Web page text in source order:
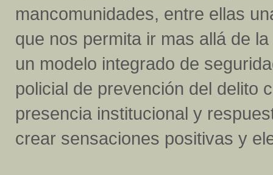
mancomunidades, entre ellas
que nos permita ir mas allá de
un modelo integrado de
policial de prevención del delito
presencia institucional y
crear sensaciones positivas y